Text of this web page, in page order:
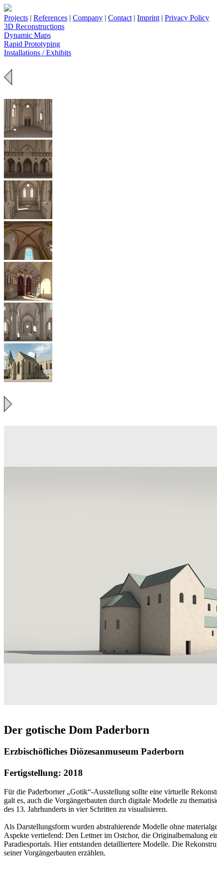
Projects | References | Company | Contact | Imprint | Privacy Policy
3D Reconstructions
Dynamic Maps
Rapid Prototyping
Installations / Exhibits
Der gotische Dom Paderborn
Erzbischöfliches Diözesanmuseum Paderborn
Fertigstellung: 2018
Für die Paderborner „Gotik“-Ausstellung sollte eine virtuelle
galt es, auch die Vorgängerbauten durch digitale Modelle zu
des 13. Jahrhunderts in vier Schritten zu visualisieren.
Als Darstellungsform wurden abstrahierende Modelle ohne
Aspekte vertiefend: Den Lettner im Ostchor, die Originalbemalung
Paradiesportals. Hier entstanden detailliertere Modelle. Die
seiner Vorgängerbauten erzählen.